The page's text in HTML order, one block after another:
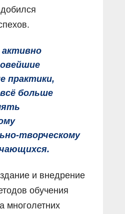
активно
практики,
больше
творческому
и внедрение
обучения
многолетних